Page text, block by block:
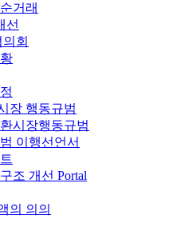
거래
선
회
장 행동규범
시장행동규범
이행선언서
조 개선 Portal
의 의의